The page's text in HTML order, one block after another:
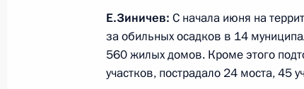
Встреча с главой МЧС
2 августа 2018 года, 18:20
Е.Зиничев: С начала июня на
за обильных осадков в 14
560 жилых домов. Кроме этого
участков, пострадало 24 моста, 45